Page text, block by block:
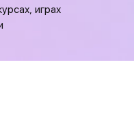
играх